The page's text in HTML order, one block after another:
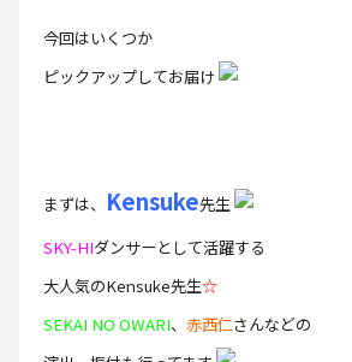
今回はいくつか
ピックアップしてお届け
まずは、 Kensuke先生
SKY-HIダンサーとして活躍する
大人気のKensuke先生☆
SEKAI NO OWARI、 赤西仁さんなどの